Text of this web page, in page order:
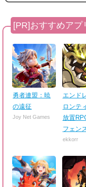
勇者連盟：暁
の遠征
Joy Net Games
エンド
ロンテ
放置
フェン
ekkorr